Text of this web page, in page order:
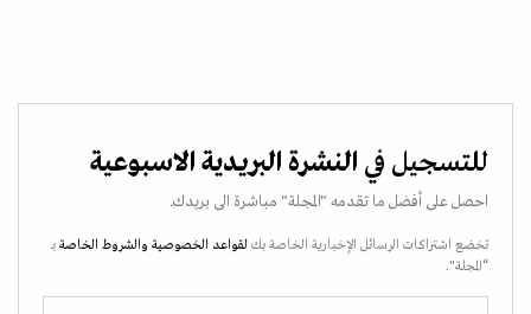
للتسجيل في النشرة البريدية الاسبوعية
احصل على أفضل ما تقدمه "المجلة" مباشرة الى بريدك.
تخضع اشتراكات الرسائل الإخبارية الخاصة بك لقواعد الخصوصية والشروط الخاصة بـ
“المجلة".